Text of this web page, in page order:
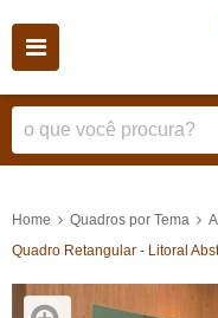
Home Quadros por Tema
Quadro Retangular - Litoral